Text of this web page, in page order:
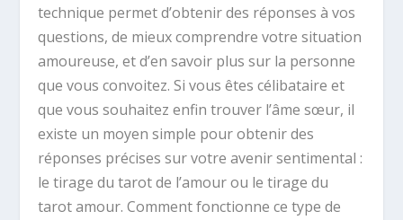
technique permet d’obtenir des réponses à vos
questions, de mieux comprendre votre situation
amoureuse, et d’en savoir plus sur la personne
que vous convoitez. Si vous êtes célibataire et
que vous souhaitez enfin trouver l’âme sœur, il
existe un moyen simple pour obtenir des
réponses précises sur votre avenir sentimental :
le tirage du tarot de l’amour ou le tirage du
tarot amour. Comment fonctionne ce type de